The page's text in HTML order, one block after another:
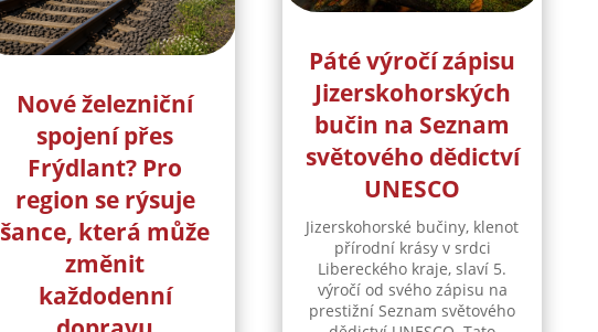
Nové železniční
spojení přes
Frýdlant? Pro
region se rýsuje
šance, která může
změnit
každodenní
Páté výročí zápisu
Jizerskohorských
bučin na Seznam
světového dědictví
UNESCO
Jizerskohorské bučiny, klenot
přírodní krásy v srdci
Libereckého kraje, slaví 5.
výročí od svého zápisu na
prestižní Seznam světového